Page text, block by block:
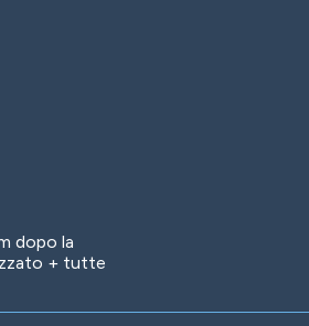
dopo la
+ tutte